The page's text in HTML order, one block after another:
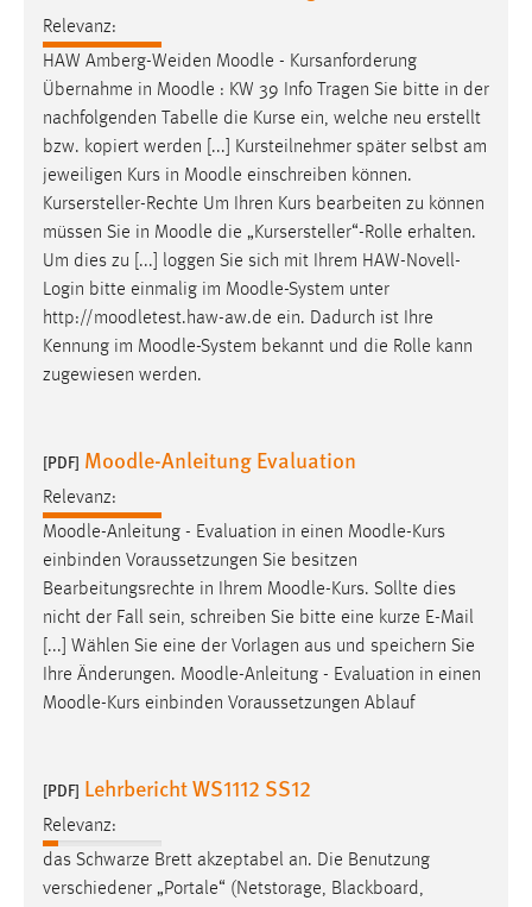
Relevanz:
HAW Amberg-Weiden Moodle - Kursanforderung
Übernahme in Moodle : KW 39 Info Tragen Sie bitte in der
nachfolgenden Tabelle die Kurse ein, welche neu erstellt
bzw. kopiert werden [...] Kursteilnehmer später selbst am
jeweiligen Kurs in Moodle einschreiben können.
Kursersteller-Rechte Um Ihren Kurs bearbeiten zu können
müssen Sie in Moodle die „Kursersteller“-Rolle erhalten.
Um dies zu [...] loggen Sie sich mit Ihrem HAW-Novell-
Login bitte einmalig im Moodle-System unter
http://moodletest.haw-aw.de ein. Dadurch ist Ihre
Kennung im Moodle-System bekannt und die Rolle kann
zugewiesen werden.
[PDF] Moodle-Anleitung Evaluation
Relevanz:
Moodle-Anleitung - Evaluation in einen Moodle-Kurs
einbinden Voraussetzungen Sie besitzen
Bearbeitungsrechte in Ihrem Moodle-Kurs. Sollte dies
nicht der Fall sein, schreiben Sie bitte eine kurze E-Mail
[...] Wählen Sie eine der Vorlagen aus und speichern Sie
Ihre Änderungen. Moodle-Anleitung - Evaluation in einen
Moodle-Kurs einbinden Voraussetzungen Ablauf
[PDF] Lehrbericht WS1112 SS12
Relevanz:
das Schwarze Brett akzeptabel an. Die Benutzung
verschiedener „Portale“ (Netstorage, Blackboard,
MibewSessionID, mibew-chat-frame-style-
5e9dbeb1811c0446 = Sitzungslaufzeit, mibew_locale = 3
Jahre, MIBEW_UserID = 1 Jahr
Login
Name:
fe_user, be_user, be_lastLoginProvider
Zweck:
Dieser Cookie ist notwendig um sich an der Website
einloggen zu können.
Cookie Laufzeit:
24 Stunden
STATISTIK
Statistik Cookies erfassen Informationen anonym.
Diese Informationen helfen uns zu verstehen, wie
unsere Besucher unsere Website nutzen.
Matomo
Name:
_pk_ref, _pk_cvar, _pk_id, _pk_ses
Max. 13 Monate